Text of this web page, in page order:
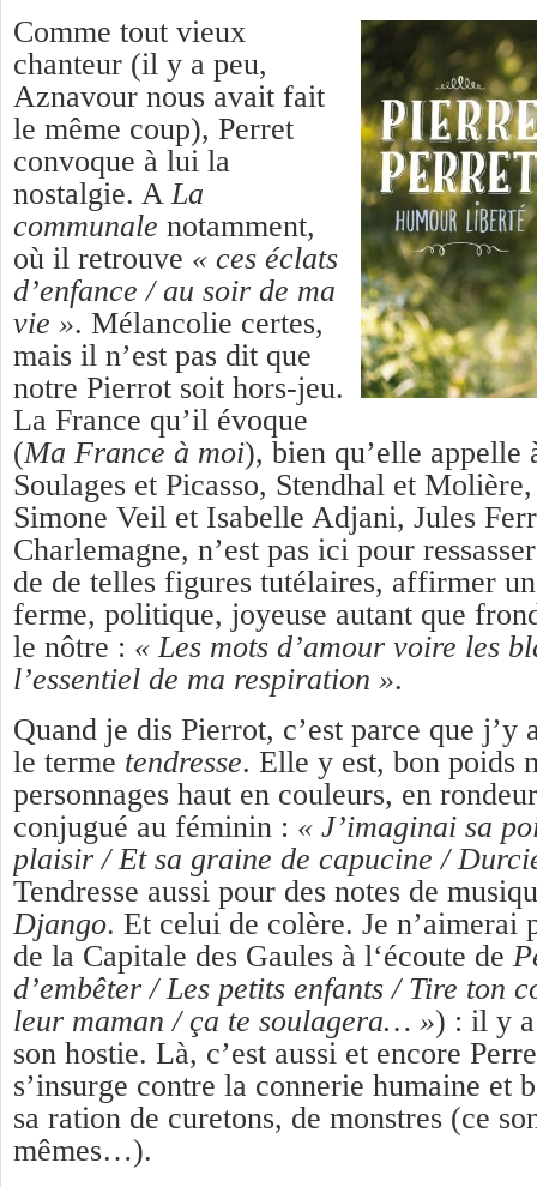
Comme tout vieux
chanteur (il y a peu,
Aznavour nous avait fait
le même coup), Perret
convoque à lui la
nostalgie. A La
communale notamment,
où il retrouve « ces éclats
d’enfance / au soir de ma
vie ». Mélancolie certes,
mais il n’est pas dit que
notre Pierrot soit hors-jeu.
La France qu’il évoque
(Ma France à moi), bien qu’elle appelle
Soulages et Picasso, Stendhal et
Simone Veil et Isabelle Adjani, Jules
Charlemagne, n’est pas ici pour
de de telles figures tutélaires, affirmer
ferme, politique, joyeuse autant que
le nôtre : « Les mots d’amour voire les
l’essentiel de ma respiration ».
Quand je dis Pierrot, c’est parce que j’y
le terme tendresse. Elle y est, bon poids
personnages haut en couleurs, en
conjugué au féminin : « J’imaginai sa
plaisir / Et sa graine de capucine /
Tendresse aussi pour des notes de
Django. Et celui de colère. Je n’aimerai
de la Capitale des Gaules à l‘écoute de
d’embêter / Les petits enfants / Tire ton
leur maman / ça te soulagera… ») : il y
son hostie. Là, c’est aussi et encore
s’insurge contre la connerie humaine et
sa ration de curetons, de monstres (ce
mêmes…).